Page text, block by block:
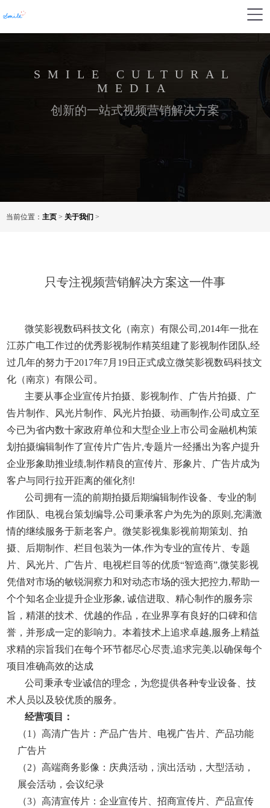
SMILE CULTURAL
MEDIA
创新的一站式视频营销解决方案
当前位置： 主页 > 关于我们 >
只专注视频营销解决方案这一件事
微笑影视数码科技文化（南京）有限公司,2014年一批在
江苏广电工作过的优秀影视制作精英组建了影视制作团队,经
过几年的努力于2017年7月19日正式成立微笑影视数码科技文
化（南京）有限公司。
主要从事企业宣传片拍摄、影视制作、广告片拍摄、广
告片制作、风光片制作、风光片拍摄、动画制作,公司成立至
今已为省内数十家政府单位和大型企业上市公司金融机构策
划拍摄编辑制作了宣传片广告片,专题片一经播出为客户提升
企业形象助推业绩,制作精良的宣传片、形象片、广告片成为
客户与同行拉开距离的催化剂!
公司拥有一流的前期拍摄后期编辑制作设备、专业的制
作团队、电视台策划编导,公司秉承客户为先为的原则,充满激
情的继续服务于新老客户。微笑影视集影视前期策划、拍
摄、后期制作、栏目包装为一体,作为专业的宣传片、专题
片、风光片、广告片、电视栏目等的优质“智造商”,微笑影视
凭借对市场的敏锐洞察力和对动态市场的强大把控力,帮助一
个个知名企业提升企业形象, 诚信进取、精心制作的服务宗
旨，精湛的技术、优越的作品，在业界享有良好的口碑和信
誉，并形成一定的影响力。本着技术上追求卓越,服务上精益
求精的宗旨我们在每个环节都尽心尽责,追求完美,以确保每个
项目准确高效的达成
公司秉承专业诚信的理念，为您提供各种专业设备、技
术人员以及较优质的服务。
经营项目：
（1）高清广告片：产品广告片、电视广告片、产品功能
广告片
（2）高端商务影像：庆典活动，演出活动，大型活动，
展会活动，会议纪录
（3）高清宣传片：企业宣传片、招商宣传片、产品宣传